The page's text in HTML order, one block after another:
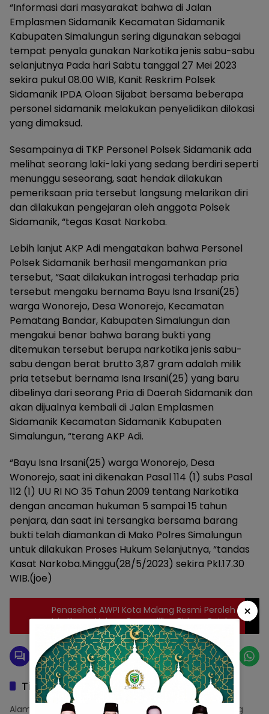
“Informasi dari masyarakat bahwa di Jalan
Emplasmen Sidamanik Kecamatan Sidamanik
Kabupaten Simalungun sering digunakan sebagai
tempat penyala gunakan Narkotika jenis sabu-sabu
selanjutnya Pada hari Sabtu tanggal 27 Mei 2023
sekira pukul 08.00 WIB, Kanit Reskrim Polsek
Sidamanik IPDA Oloan Sijabat bersama beberapa
personel sidamanik melakukan penyelidikan dilokasi
yang dimaksud.
Sesampainya di TKP Personel Polsek Sidamanik ada
melihat seorang laki-laki yang sedang berdiri seperti
menunggu seseorang, saat hendak dilakukan
pemeriksaan pria tersebut langsung melarikan diri
dan dilakukan pengejaran oleh anggota Polsek
Sidamanik, “tegas Kasat Narkoba.
Lebih lanjut AKP Adi mengatakan bahwa Personel
Polsek Sidamanik berhasil mengamankan pria
tersebut, “Saat dilakukan introgasi terhadap pria
tersebut mengaku bernama Bayu Isna Irsani(25)
warga Wonorejo, Desa Wonorejo, Kecamatan
Pematang Bandar, Kabupaten Simalungun dan
mengakui benar bahwa barang bukti yang
ditemukan tersebut berupa narkotika jenis sabu-
sabu dengan berat brutto 3,87 gram adalah milik
pria tetsebut bernama Isna Irsani(25) yang baru
dibelinya dari seorang Pria di Daerah Sidamanik dan
akan dijualnya kembali di Jalan Emplasmen
Sidamanik Kecamatan Sidamanik Kabupaten
Simalungun, “terang AKP Adi.
“Bayu Isna Irsani(25) warga Wonorejo, Desa
Wonorejo, saat ini dikenakan Pasal 114 (1) subs Pasal
112 (1) UU RI NO 35 Tahun 2009 tentang Narkotika
dengan ancaman hukuman 5 sampai 15 tahun
penjara, dan saat ini tersangka bersama barang
bukti telah diamankan di Mako Polres Simalungun
untuk dilakukan Proses Hukum Selanjutnya, “tandas
Kasat Narkoba.Minggu(28/5/2023) sekira Pkl.17.30
WIB.(joe)
Penasehat AWPI Kota Malang Resmi Peroleh
Izin Kuasa Hukum Pengadillan Bidang Pajak
Tinggalkan Balasan
Alamat email Anda tidak akan dipublikasikan. Ruas yang
×